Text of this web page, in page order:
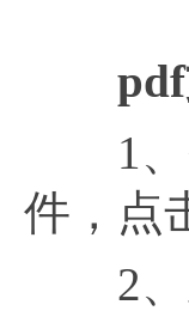
1、今
件，点
2、此